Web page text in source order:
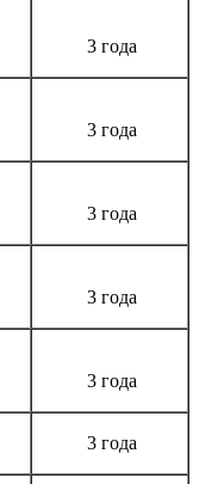
3 года
3 года
3 года
3 года
3 года
3 года